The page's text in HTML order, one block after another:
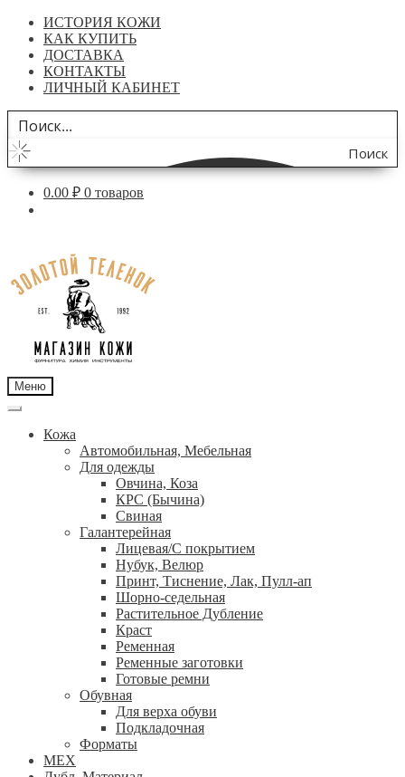
ИСТОРИЯ КОЖИ
КАК КУПИТЬ
ДОСТАВКА
КОНТАКТЫ
ЛИЧНЫЙ КАБИНЕТ
Поиск
по
0.00 ₽ 0 товаров
навигации
содержимому
Меню
Кожа
Автомобильная, Мебельная
Для одежды
Овчина, Коза
КРС (Бычина)
Свиная
Галантерейная
Лицевая/С покрытием
Нубук, Велюр
Принт, Тиснение, Лак, Пулл-ап
Шорно-седельная
Растительное Дубление
Краст
Ременная
Ременные заготовки
Готовые ремни
Обувная
Для верха обуви
Подкладочная
Форматы
МЕХ